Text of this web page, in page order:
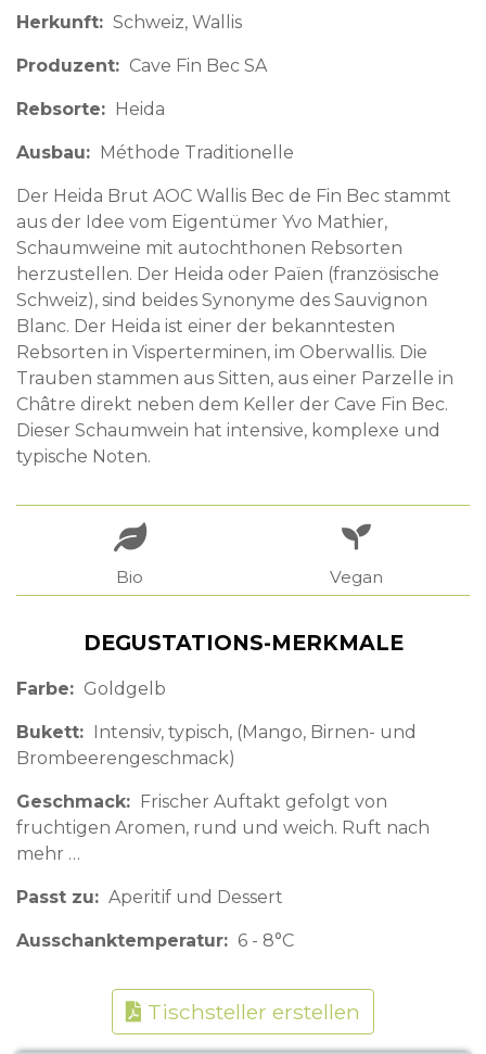
Herkunft Schweiz Wallis
Produzent Cave Fin Bec SA
Rebsorte Heida
Ausbau Méthode Traditionelle
Der Heida Brut AOC Wallis Bec de Fin Bec stammt
aus der Idee vom Eigentümer Yvo Mathier,
Schaumweine mit autochthonen Rebsorten
herzustellen. Der Heida oder Païen (französische
Schweiz), sind beides Synonyme des Sauvignon
Blanc. Der Heida ist einer der bekanntesten
Rebsorten in Visperterminen, im Oberwallis. Die
Trauben stammen aus Sitten, aus einer Parzelle in
Châtre direkt neben dem Keller der Cave Fin Bec.
Dieser Schaumwein hat intensive, komplexe und
typische Noten.
Bio Vegan
DEGUSTATIONS-MERKMALE
Farbe Goldgelb
Bukett
Intensiv, typisch, (Mango, Birnen- und
Brombeerengeschmack)
Geschmack
Frischer Auftakt gefolgt von
fruchtigen Aromen, rund und weich. Ruft nach
mehr …
Passt zu Aperitif und Dessert
Ausschanktemperatur 6 - 8°C
Tischsteller erstellen